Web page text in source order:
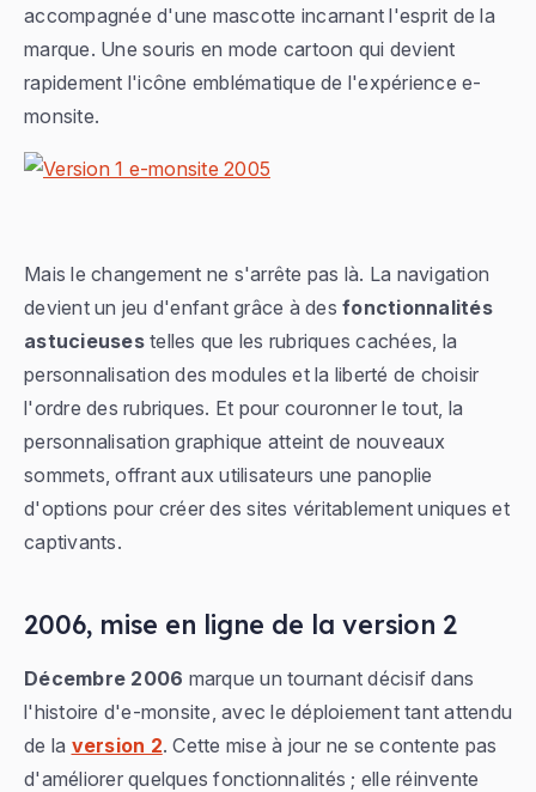
accompagnée d'une mascotte incarnant l'esprit de la
marque. Une souris en mode cartoon qui devient
rapidement l'icône emblématique de l'expérience e-
monsite.
Mais le changement ne s'arrête pas là. La navigation
devient un jeu d'enfant grâce à des fonctionnalités
astucieusestelles que les rubriques cachées, la
personnalisation des modules et la liberté de choisir
l'ordre des rubriques. Et pour couronner le tout, la
personnalisation graphique atteint de nouveaux
sommets, offrant aux utilisateurs une panoplie
d'options pour créer des sites véritablement uniques et
captivants.
2006, mise en ligne de la version 2
Décembre 2006 marque un tournant décisif dans
l'histoire d'e-monsite, avec le déploiement tant attendu
de la version 2. Cette mise à jour ne se contente pas
d'améliorer quelques fonctionnalités ; elle réinvente